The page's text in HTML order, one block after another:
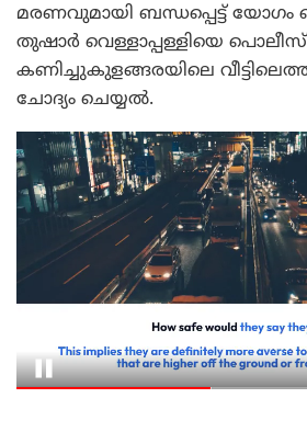
മരണവുമായി ബന്ധപ്പെട്ട്
തുഷാർ വെള്ളാപ്പള്ളിയെ പൊലീസ്
കണിച്ചുകുളങ്ങരയിലെ
ചോദ്യം ചെയ്യൽ.